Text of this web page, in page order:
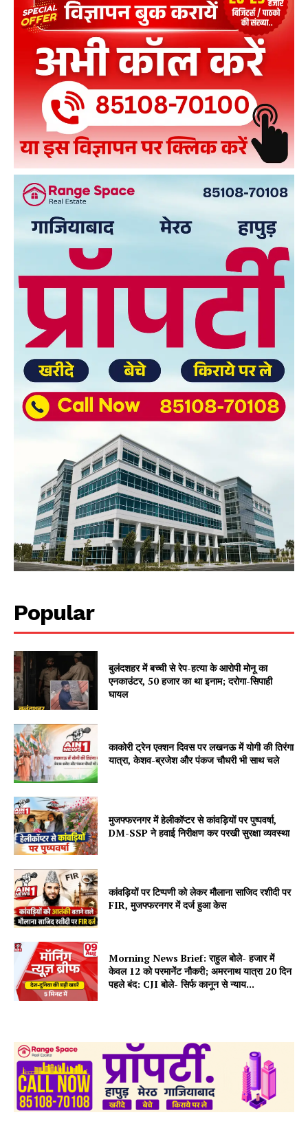
Popular
बुलंदशहर में बच्ची से रेप-हत्या के आरोपी मोनू का
एनकाउंटर, 50 हजार का था इनाम; दरोगा-सिपाही
घायल
काकोरी ट्रेन एक्शन दिवस पर लखनऊ में योगी की तिरंगा
यात्रा, केशव-ब्रजेश और पंकज चौधरी भी साथ चले
मुजफ्फरनगर में हेलीकॉप्टर से कांवड़ियों पर पुष्पवर्षा,
DM-SSP ने हवाई निरीक्षण कर परखी सुरक्षा व्यवस्था
कांवड़ियों पर टिप्पणी को लेकर मौलाना साजिद रशीदी पर
FIR, मुजफ्फरनगर में दर्ज हुआ केस
Morning News Brief: राहुल बोले- हजार में
केवल 12 को परमानेंट नौकरी; अमरनाथ यात्रा 20 दिन
पहले बंद: CJI बोले- सिर्फ कानून से न्याय...